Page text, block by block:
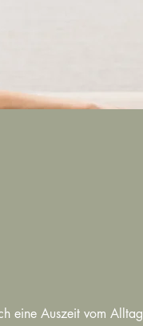
eine Auszeit vom Alltag